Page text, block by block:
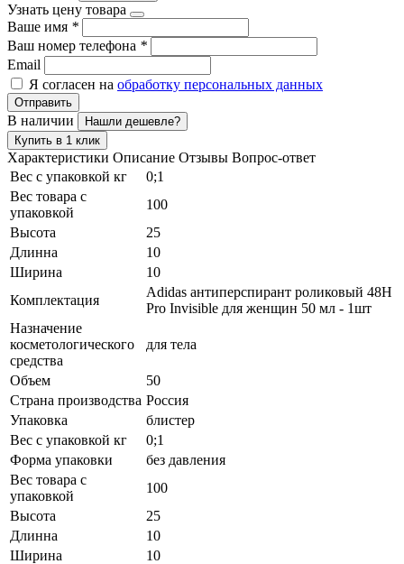
Узнать цену товара
Ваше имя *
Ваш номер телефона *
Email
Я согласен на обработку персональных данных
Отправить
В наличии
Нашли дешевле?
Купить в 1 клик
Характеристики Описание Отзывы Вопрос-ответ
Вес с упаковкой кг
0;1
Вес товара с
упаковкой
100
Высота
25
Длинна
10
Ширина
10
Комплектация
Adidas антиперспирант роликовый 48H
Pro Invisible для женщин 50 мл - 1шт
Назначение
косметологического
средства
для тела
Объем
50
Страна производства Россия
Упаковка
блистер
Вес с упаковкой кг
0;1
Форма упаковки
без давления
Вес товара с
упаковкой
100
Высота
25
Длинна
10
Ширина
10